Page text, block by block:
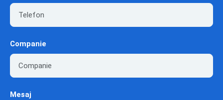
Companie
Mesaj